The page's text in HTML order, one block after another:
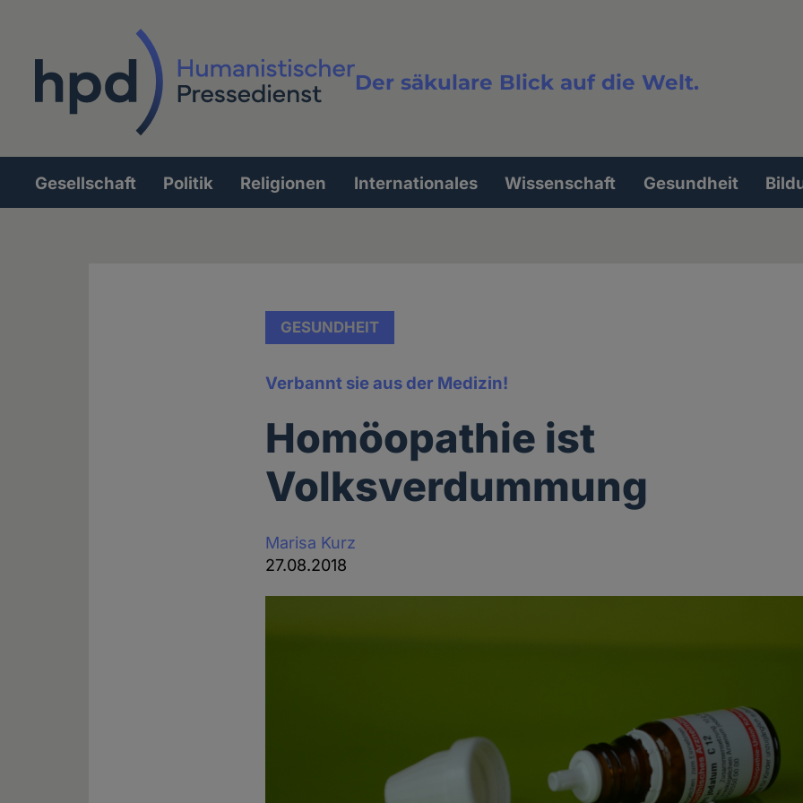
Der säkulare Blick auf die Welt.
Volltextsuche
Hauptnavigation
Gesellschaft Politik Religionen Internationales Wissenschaft Gesundheit
GESUNDHEIT
Verbannt sie aus der Medizin!
Homöopathie ist
Volksverdummung
Marisa Kurz
27.08.2018